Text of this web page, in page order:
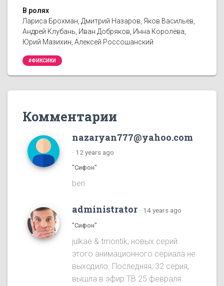
В ролях
Лариса Брохман, Дмитрий Назаров, Яков Васильев,
Андрей Клубань, Иван Добряков, Инна Королёва,
Юрий Мазихин, Алексей Россошанский
#ФИКСИКИ
Комментарии
nazaryan777@yahoo.com
· 12 years ago
"Сифон"
ben
administrator · 14 years ago
"Сифон"
julkae & tmontik, новых серий
этого анимационного сериала не
выходило. Последняя, 32 серия,
вышла в эфир ТВ 25 февраля.